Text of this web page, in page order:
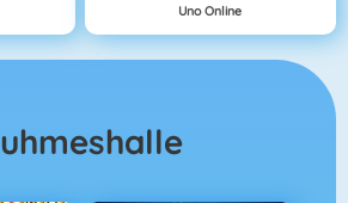
Uno Online
Ruhmeshalle